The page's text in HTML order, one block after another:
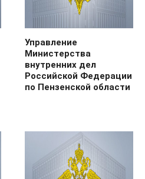
Управление
Министерства
внутренних дел
Российской Федерации
по Пензенской области